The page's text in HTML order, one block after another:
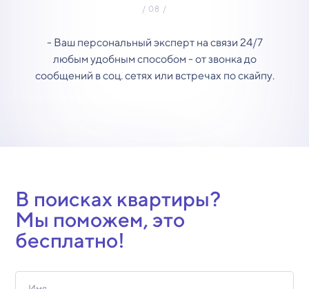
- Ваш персональный эксперт на связи 24/7
любым удобным способом - от звонка до
сообщений в соц. сетях или встречах по скайпу.
В поисках квартиры?
Мы поможем, это
бесплатно!